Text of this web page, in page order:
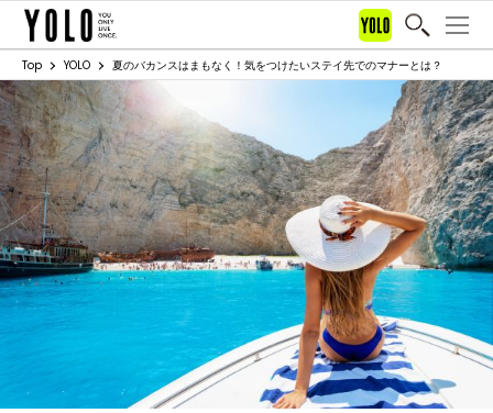
Top YOLO 夏のバカンスはまもなく！気をつけたいステイ先でのマナーとは？